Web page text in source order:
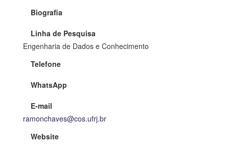
Biografia
Linha de Pesquisa
Engenharia de Dados e Conhecimento
Telefone
WhatsApp
E-mail
ramonchaves@cos.ufrj.br
Website